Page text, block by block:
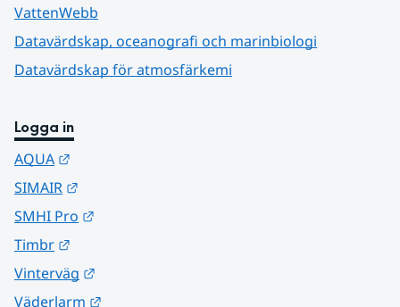
VattenWebb
Datavärdskap, oceanografi och marinbiologi
Datavärdskap för atmosfärkemi
Logga in
AQUA
SIMAIR
SMHI Pro
Timbr
Vinterväg
Väderlarm